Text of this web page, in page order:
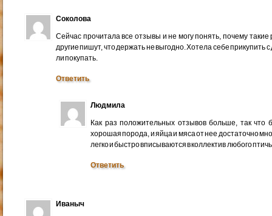
Соколова
Сейчас прочитала все отзывы и не могу понять, почему
другие пишут, что держать не выгодно. Хотела себе прикупить
ли покупать.
Ответить
Людмила
Как раз положительных отзывов больше, так что
хорошая порода, и яйца и мяса от нее достаточно
легко и быстро вписываются в коллектив любого
Ответить
Иваныч